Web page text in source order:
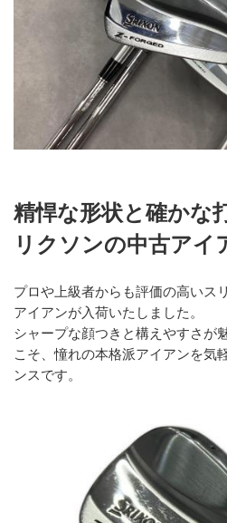
精悍な形状と確かな
リクソンの中古アイ
プロや上級者からも評価の高いス
アイアンが入荷いたしました。
シャープな顔つきと構えやすさが
こそ、憧れの本格派アイアンを気
ンスです。